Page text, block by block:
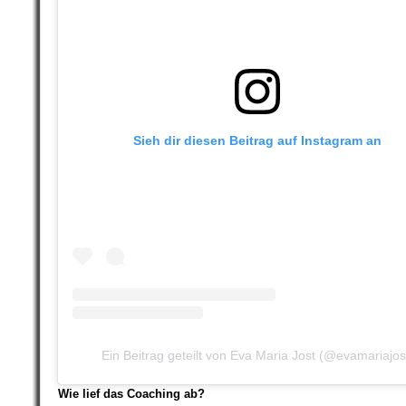
Sieh dir diesen Beitrag auf Instagram an
Ein Beitrag geteilt von Eva Maria Jost
Wie lief das Coaching ab?